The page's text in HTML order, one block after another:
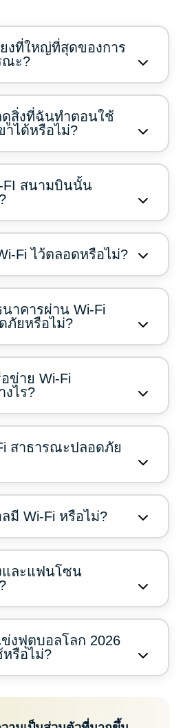
งที่ใหญ่ที่สุดของการ
ณะ?
ดูสิ่งที่ฉันทำตอนใช้
าได้หรือไม่?
FI สนามบินนั้น
Fi ไว้ตลอดหรือไม่?
าคารผ่าน Wi-Fi
ภัยหรือไม่?
ข่าย Wi-Fi
ไร?
สาธารณะปลอดภัย
มี Wi-Fi หรือไม่?
และแฟนโซน
งฟุตบอลโลก 2026
หรือไม่?